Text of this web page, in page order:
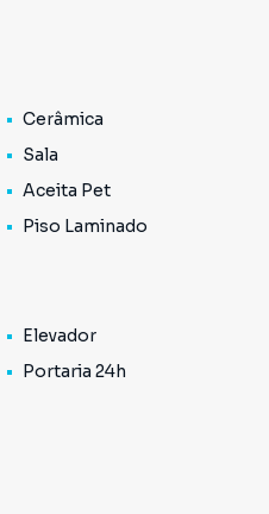
Cerâmica
Sala
Aceita Pet
Piso Laminado
Elevador
Portaria 24h